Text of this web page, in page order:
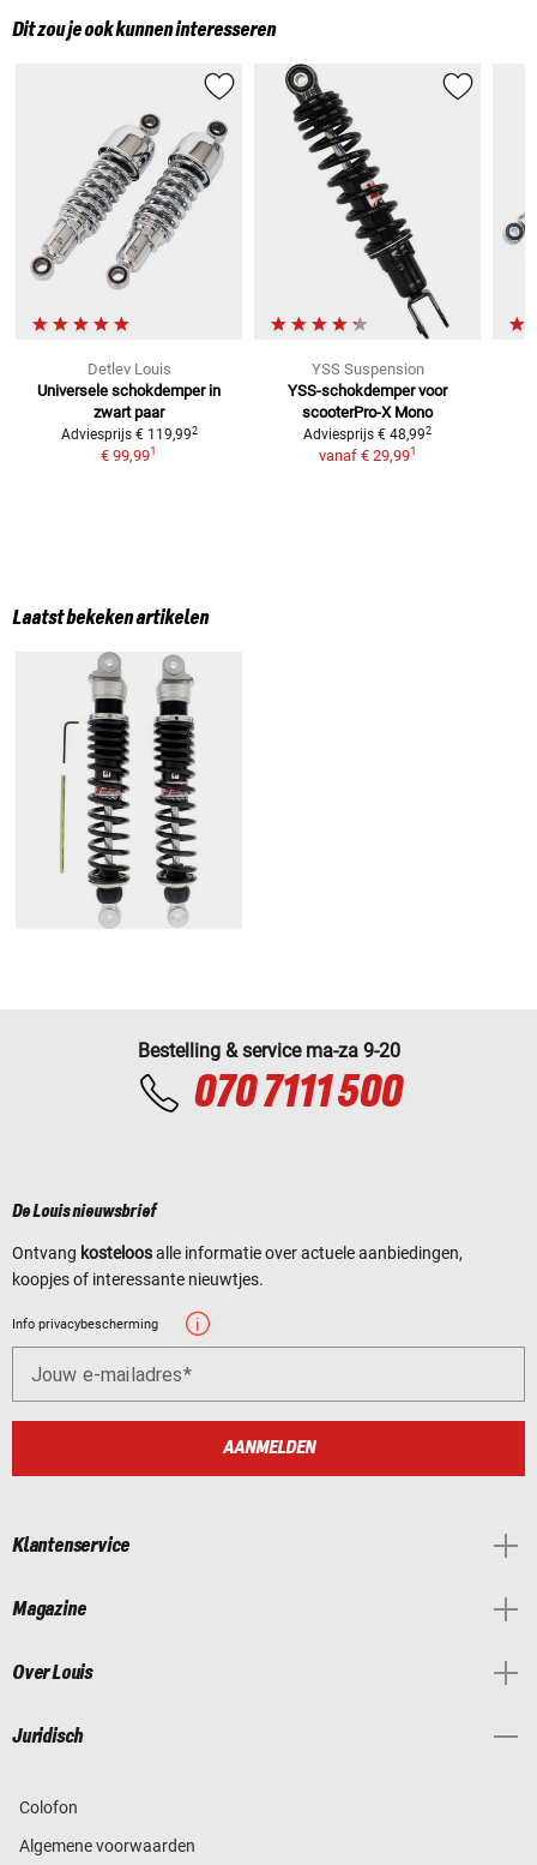
Dit zou je ook kunnen interesseren
Detlev Louis
Universele schokdemper in
zwart paar
Adviesprijs € 119,992
€ 99,991
YSS Suspension
YSS-schokdemper voor
scooterPro-X Mono
Adviesprijs € 48,992
vanaf € 29,991
Laatst bekeken artikelen
Bestelling & service ma-za 9-20
070 7111 500
De Louis nieuwsbrief
Ontvang kosteloosalle informatie over actuele aanbiedingen,
koopjes of interessante nieuwtjes.
Info privacybescherming
Jouw e-mailadres
AANMELDEN
Klantenservice
Magazine
Over Louis
Juridisch
Colofon
Algemene voorwaarden